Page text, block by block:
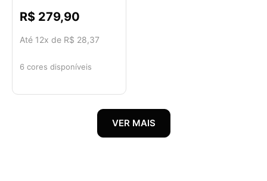
R$ 279,90
Até 12x de R$ 28,37
6 cores disponíveis
VER MAIS